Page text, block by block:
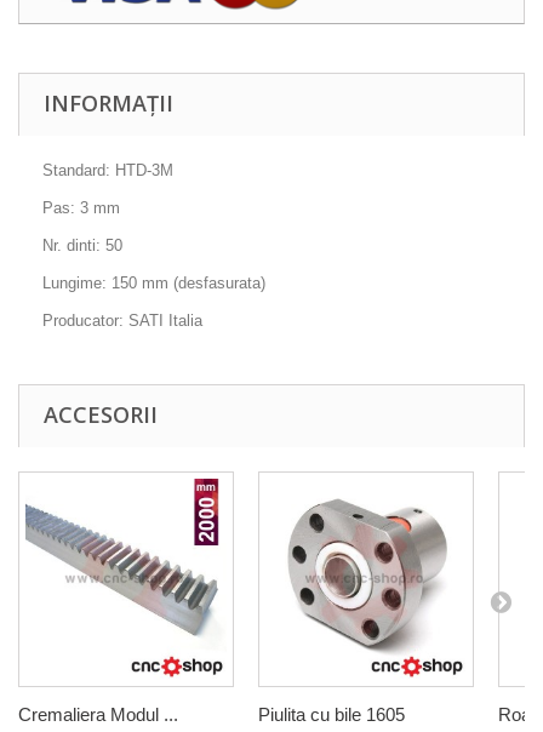
INFORMAȚII
Standard: HTD-3M
Pas: 3 mm
Nr. dinti: 50
Lungime: 150 mm (desfasurata)
Producator: SATI Italia
ACCESORII
Cremaliera Modul ... Piulita cu bile 1605